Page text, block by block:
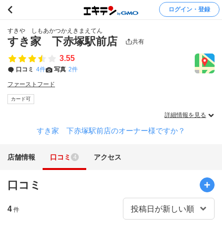
ログイン・登録
すきや しもあかつかえきまえてん
すき家 下赤塚駅前店 共有
3.55
口コミ 4件 写真 2件
ファーストフード
カード可
詳細情報を見る
すき家 下赤塚駅前店のオーナー様ですか？
店舗情報 口コミ 4 アクセス
口コミ
4 件